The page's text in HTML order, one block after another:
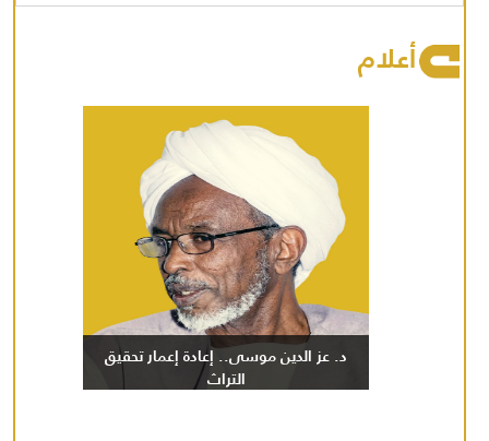
أعلام
د. عز الدين موسى.. إعادة إعمار تحقيق
التراث